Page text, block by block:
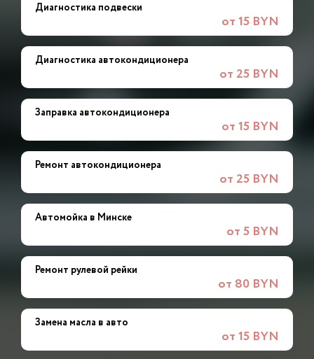
Диагностика подвески
от 15 BYN
Диагностика автокондиционера
от 25 BYN
Заправка автокондиционера
от 15 BYN
Ремонт автокондиционера
от 25 BYN
Автомойка в Минске
от 5 BYN
Ремонт рулевой рейки
от 80 BYN
Замена масла в авто
от 15 BYN